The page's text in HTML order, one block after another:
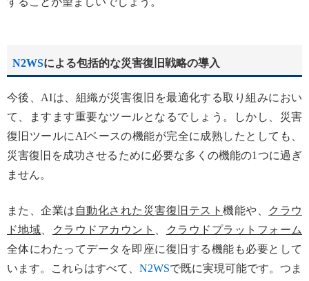
N2WSによる包括的な災害復旧戦略の導入
今後、AIは、組織が災害復旧を最適化する取り組みにおい
て、ますます重要なツールとなるでしょう。しかし、災害
復旧ツールにAIベースの機能が完全に成熟したとしても、
災害復旧を成功させるために必要な多くの機能の1つに過ぎ
ません。
また、企業は 自動化された災害復旧テスト機能や、
クラウ
ド地域
クラウドアカウント
クラウドプラットフォーム
全体にわたってデータを即座に復旧する機能も必要として
います。これらはすべて、 N2WSで既に実現可能です。つま